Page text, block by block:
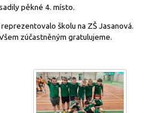
pěkné 4. místo.
školu na ZŠ Jasanová.
zúčastněným gratulujeme.